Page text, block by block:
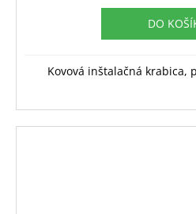
DO
Kovová inštalačná krabica,